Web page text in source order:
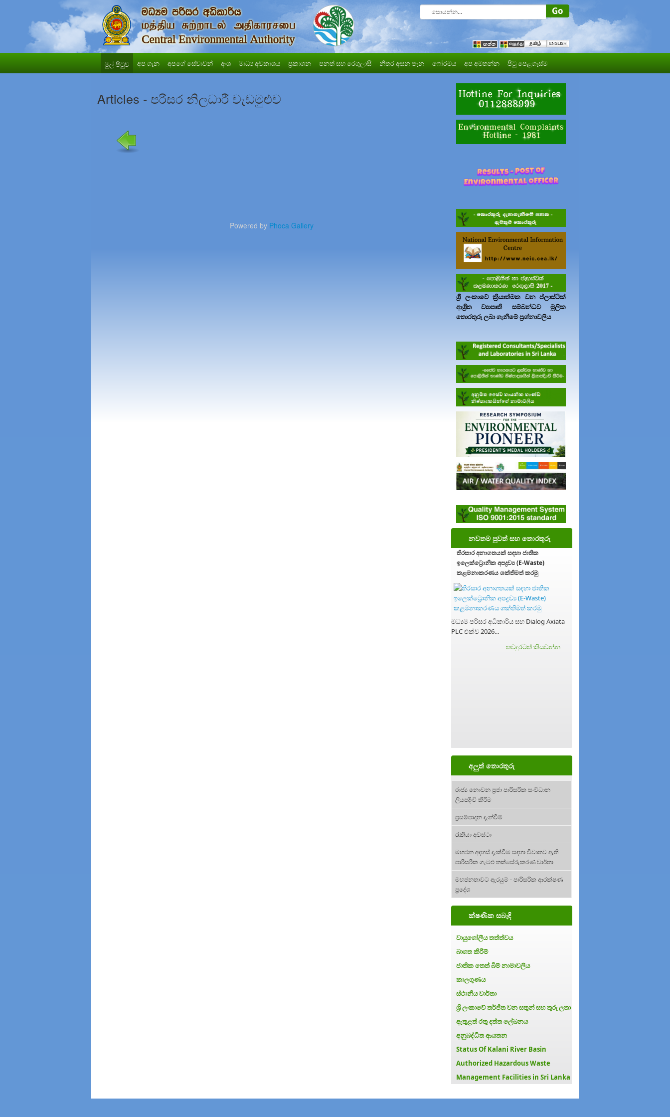
මුල් පිටුව අප ගැන අපගේ සේවාවන් අංශ මාධ්‍ය අවකාශය ප්‍රකාශන පනත් සහ රෙගුලාසි නිතර අසන පැන ෆෝරමය අප අමතන්න පිටු පෙළගැස්ම
Articles - පරිසර නිලධාරී වැඩමුළුව
Powered by Phoca Gallery
ශ්‍රී ලංකාවේ ක්‍රියාත්මක වන ප්ලාස්ටික්
ආශ්‍රිත ව්‍යාපෘති සම්බන්ධව මූලික
තොරතුරු ලබා ගැනීමේ ප්‍රශ්නාවලිය
නවතම පුවත් සහ තොරතුරු
තිරසාර අනාගතයක් සඳහා ජාතික
ඉලෙක්ට්‍රොනික අපද්‍රව්‍ය (E-Waste)
කළමනාකරණය ශක්තිමත් කරමු
මධ්‍යම පරිසර අධිකාරිය සහ Dialog Axiata
PLC එක්ව 2026...
තවදුරටත් කියවන්න
අලුත් තොරතුරු
රාජ්‍ය නොවන ප්‍රජා පාරිසරික සංවිධාන
ලියපදිංචි කිරීම
ප්‍රසම්පාදන දැන්වීම්
රැකියා අවස්ථා
මහජන අදහස් දැක්වීම සඳහා විවෘතව ඇති
පාරිසරික ගැටළු තක්සේරුකරණ වාර්තා
මහජනතාවට ඇරයුම් - පාරිසරික ආරක්ෂණ
ප්‍රදේශ
ක්ෂණික සබැඳි
වායුගෝලීය තත්ත්වය
බාගත කිරීම්
ජාතික තෙත් බිම් නාමාවලිය
කාලගුණය
ස්ථානීය වාර්තා
ශ්‍රි ලංකාවේ තර්ජිත වන සතුන් සහ තුරු ලතා
ඇතුළත් රතු දත්ත ලේඛනය
අනුබද්ධිත ආයතන
Status Of Kalani River Basin
Authorized Hazardous Waste
Management Facilities in Sri Lanka